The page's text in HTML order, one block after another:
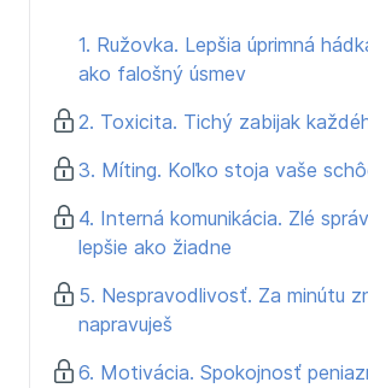
1. Ružovka. Lepšia úprimná
ako falošný úsmev
2. Toxicita. Tichý zabijak
3. Míting. Koľko stoja vaše
4. Interná komunikácia. Zlé
lepšie ako žiadne
5. Nespravodlivosť. Za minútu
napravuješ
6. Motivácia. Spokojnosť